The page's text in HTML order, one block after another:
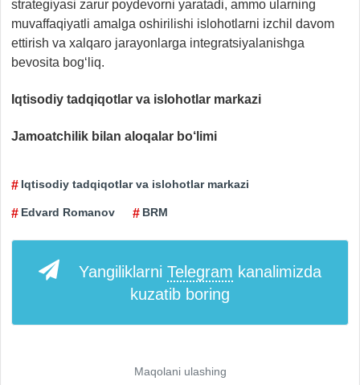
strategiyasi zarur poydevorni yaratadi, ammo ularning
muvaffaqiyatli amalga oshirilishi islohotlarni izchil davom
ettirish va xalqaro jarayonlarga integratsiyalanishga
bevosita bog‘liq.
Iqtisodiy tadqiqotlar va islohotlar markazi
Jamoatchilik bilan aloqalar bo‘limi
Iqtisodiy tadqiqotlar va islohotlar markazi
Edvard Romanov BRM
Yangiliklarni Telegram kanalimizda
kuzatib boring
Maqolani ulashing